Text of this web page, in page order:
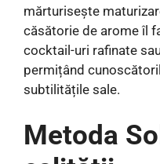
mărturisește
căsătorie de arome îl
cocktail-uri rafinate
permițând
subtilitățile sale.
Metoda